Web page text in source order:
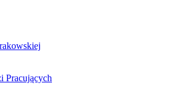
Pracujących